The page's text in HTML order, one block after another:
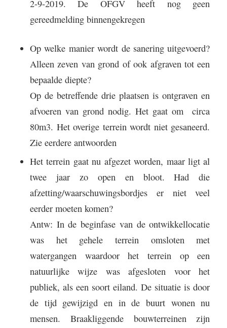
2-9-2019. De OFGV heeft nog geen
gereedmelding binnengekregen
Op welke manier wordt de sanering uitgevoerd?
Alleen zeven van grond of ook afgraven tot een
bepaalde diepte?
Op de betreffende drie plaatsen is ontgraven en
afvoeren van grond nodig. Het gaat om
circa
80m3. Het overige terrein wordt niet gesaneerd.
Zie eerdere antwoorden
Het terrein gaat nu afgezet worden, maar ligt al
twee jaar zo open en bloot. Had die
afzetting/waarschuwingsbordjes er niet veel
eerder moeten komen?
Antw: In de beginfase van de ontwikkellocatie
was het gehele terrein omsloten met
watergangen waardoor het terrein op een
natuurlijke wijze was afgesloten voor het
publiek, als een soort eiland. De situatie is door
de tijd gewijzigd en in de buurt wonen nu
mensen. Braakliggende bouwterreinen zijn